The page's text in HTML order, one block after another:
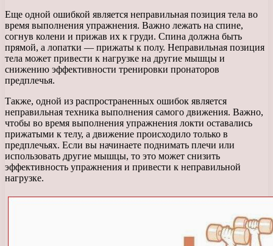
Еще одной ошибкой является неправильная позиция тела во
время выполнения упражнения. Важно лежать на спине,
согнув колени и прижав их к груди. Спина должна быть
прямой, а лопатки — прижаты к полу. Неправильная позиция
тела может привести к нагрузке на другие мышцы и
снижению эффективности тренировки пронаторов
предплечья.
Также, одной из распространенных ошибок является
неправильная техника выполнения самого движения. Важно,
чтобы во время выполнения упражнения локти оставались
прижатыми к телу, а движение происходило только в
предплечьях. Если вы начинаете поднимать плечи или
использовать другие мышцы, то это может снизить
эффективность упражнения и привести к неправильной
нагрузке.